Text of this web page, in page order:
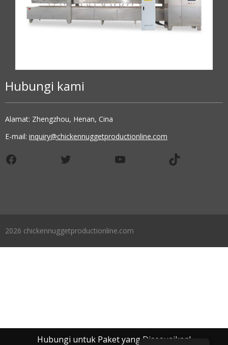
Hubungi kami
Alamat: Zhengzhou, Henan, Cina
E-mail: inquiry@chickennuggetproductionline.com
Facebook Twitter YouTube TikTok
2026 chickennuggetproductionline.com
Hubungi untuk Paket yang Disesuaikan!